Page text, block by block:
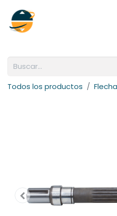
Todos los productos